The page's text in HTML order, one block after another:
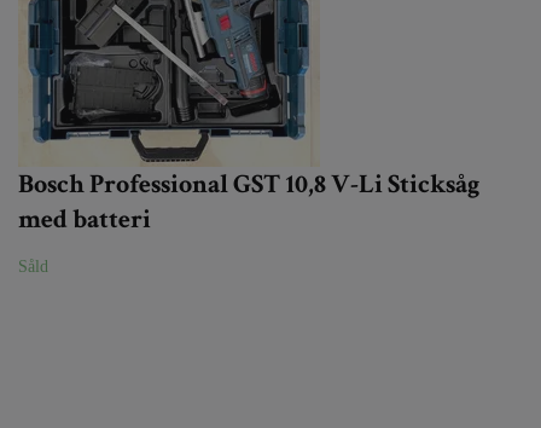
Bosch Professional GST 10,8 V-Li Sticksåg
med batteri
Såld